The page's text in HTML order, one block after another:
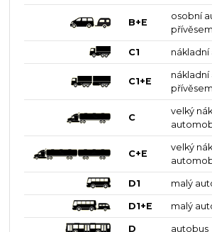
B+E
osobní
přívěsem
C1 nákladní
C1+E
přívěsem
C
velký
C+E
velký
D1 malý
D1+E malý
D autobus